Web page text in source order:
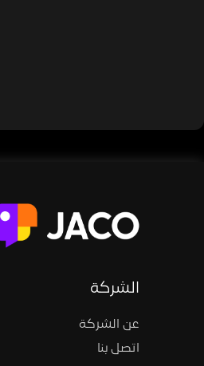
الشركة
عن الشركة
اتصل بنا